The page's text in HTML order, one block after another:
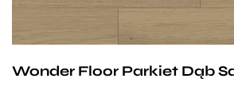
Wonder Floor Parkiet Dąb